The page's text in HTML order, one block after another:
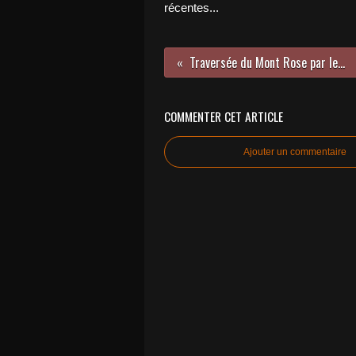
récentes...
Traversée du Mont Rose par les 4000
COMMENTER CET ARTICLE
Ajouter un commentaire